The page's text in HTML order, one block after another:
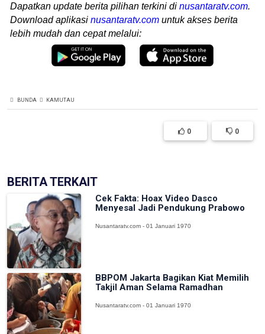
Dapatkan update berita pilihan terkini di nusantaratv.com.
Download aplikasi nusantaratv.com untuk akses berita
lebih mudah dan cepat melalui:
BUNDA KAMUTAU
0 0
BERITA TERKAIT
Cek Fakta: Hoax Video Dasco
Menyesal Jadi Pendukung Prabowo
Nusantaratv.com - 01 Januari 1970
BBPOM Jakarta Bagikan Kiat Memilih
Takjil Aman Selama Ramadhan
Nusantaratv.com - 01 Januari 1970